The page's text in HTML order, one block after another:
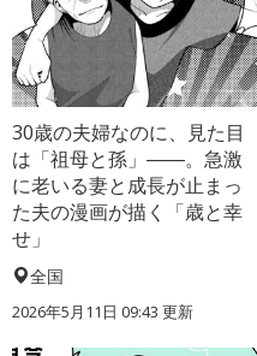
30歳の夫婦なのに、見た目
は「祖母と孫」――。急激
に老いる妻と成長が止まっ
た夫の漫画が描く「歳と幸
せ」
全国
2026年5月11日 09:43 更新